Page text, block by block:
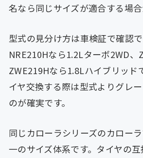
名なら同じサイズが適合する場合
型式の見分け方は車検証で確認で
NRE210Hなら1.2Lターボ2WD、
ZWE219Hなら1.8Lハイブリッド
イヤ交換する際は型式よりグレ
のが確実です。
同じカローラシリーズのカロー
一のサイズ体系です。タイヤの